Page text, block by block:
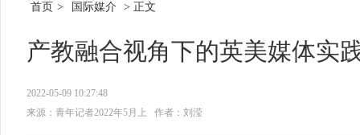
首页 > 国际媒介 > 正文
产教融合视角下的英美媒体实
2022-05-09 10:27:48
来源：青年记者2022年5月上
作者：刘滢